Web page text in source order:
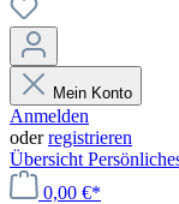
Mein Konto
Anmelden
oderregistrieren
Übersicht
0,00 €*